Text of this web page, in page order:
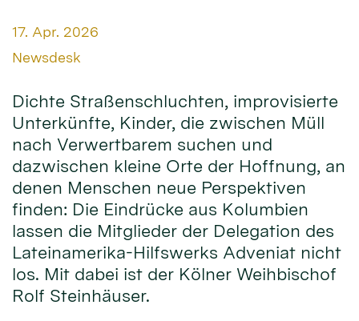
Datum:
17. Apr. 2026
Von:
Newsdesk
Dichte Straßenschluchten, improvisierte
Unterkünfte, Kinder, die zwischen Müll
nach Verwertbarem suchen und
dazwischen kleine Orte der Hoffnung, an
denen Menschen neue Perspektiven
finden: Die Eindrücke aus Kolumbien
lassen die Mitglieder der Delegation des
Lateinamerika-Hilfswerks Adveniat nicht
los. Mit dabei ist der Kölner Weihbischof
Rolf Steinhäuser.